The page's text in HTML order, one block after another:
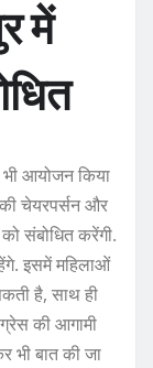
में
आयोजन किया
चेयरपर्सन और
को संबोधित करेंगी.
इसमें महिलाओं
है, साथ ही
की आगामी
भी बात की जा